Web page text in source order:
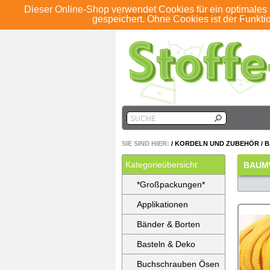
Dieser Online-Shop verwendet Cookies für ein
gespeichert. Ohne Cookies ist der
ANMELDEN REGISTRIEREN KONTO
SUCHE
SIE SIND HIER: / KORDELN UND ZUBEHÖR /
Kategorieübersicht
*Großpackungen*
Applikationen
Bänder & Borten
Basteln & Deko
Buchschrauben Ösen